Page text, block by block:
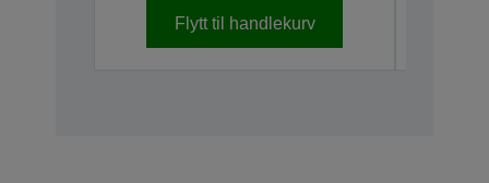
Flytt til handlekurv